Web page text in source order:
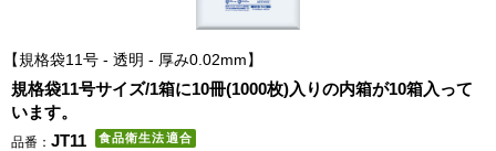
規格袋11号 - 透明 - 厚み0.02mm
規格袋11号サイズ/1箱に10冊(1000枚)入りの内箱が10箱入って
います。
品番： JT11